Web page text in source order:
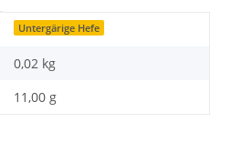
Untergärige Hefe
0,02 kg
11,00 g